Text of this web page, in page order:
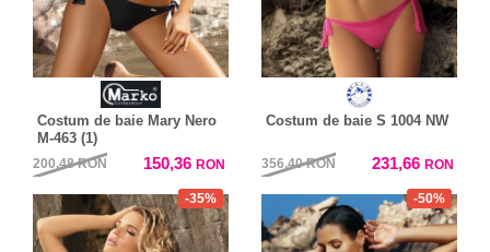
Costum de baie Mary Nero
M-463 (1)
200,48RON 150,36 RON
Costum de baie S 1004 NW
356,40RON 231,66 RON
-35% -50%